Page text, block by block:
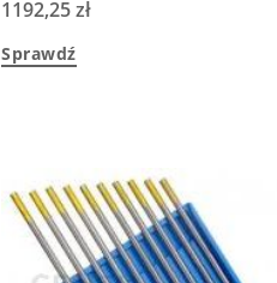
1192,25zł
Sprawdź